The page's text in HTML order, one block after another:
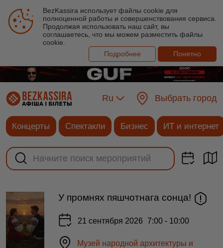
BezKassira использует файлы cookie для
полноценной работы и совершенствования сервиса.
Продолжая использовать наш сайт, вы
соглашаетесь, что мы можем разместить файлы
cookie.
Подробнее
Понятно
Ru Выбрать город
Концерты Спектакли Бизнес ИТ и интернет
У промнях пяшчотнага сонца!
21 сентября 2026 7:00 - 10:00
Музей народной архитектуры и